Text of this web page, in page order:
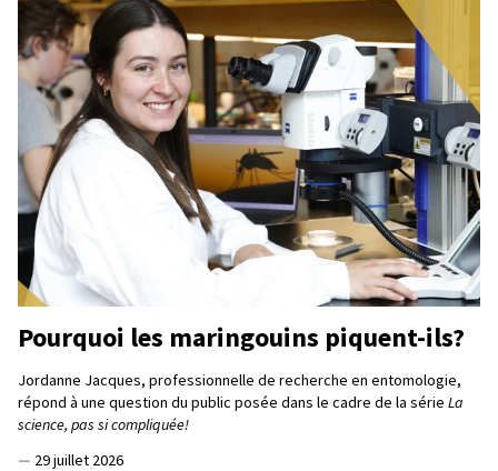
Pourquoi les maringouins piquent-ils?
Jordanne Jacques, professionnelle de recherche en entomologie,
répond à une question du public posée dans le cadre de la série La
science, pas si compliquée!
— 29 juillet 2026